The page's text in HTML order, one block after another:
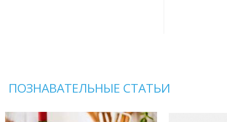
ПОЗНАВАТЕЛЬНЫЕ СТАТЬИ